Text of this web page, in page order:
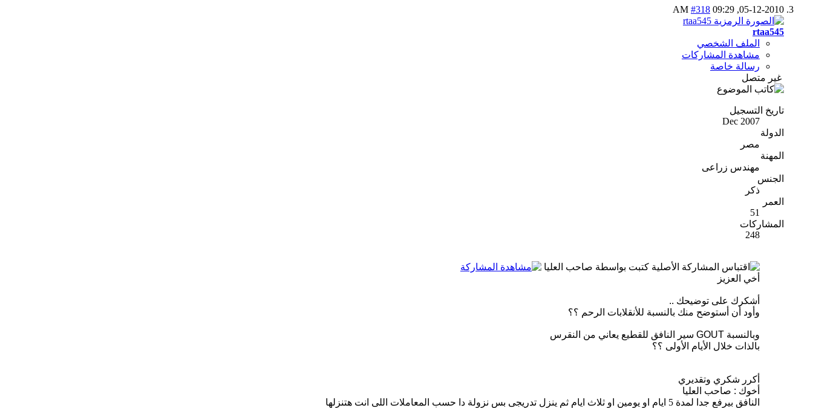
05-12-2010,
09:29 AM
#318
rtaa545
الملف الشخصي
مشاهدة المشاركات
رسالة خاصة
غير متصل
تاريخ التسجيل
Dec 2007
الدولة
مصر
المهنة
مهندس زراعى
الجنس
ذكر
العمر
51
المشاركات
248
المشاركة الأصلية كتبت بواسطة صاحب العليا
أخي العزيز
أشكرك على توضيحك ..
وأود أن أستوضح منك بالنسبة للأنقلابات الرحم ؟؟
وبالنسبة GOUT سير النافق للقطيع يعاني من النقرس
بالذات خلال الأيام الأولى ؟؟
أكرر شكري وتقديري
أخوك : صاحب العليا
النافق بيرفع جدا لمدة 5 ايام او يومين او ثلاث ايام ثم ينزل تدريجى بس نزولة دا حسب المعاملات اللى انت هتنزلها